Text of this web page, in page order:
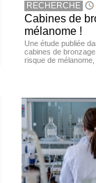
RECHERCHE
Cabines de
mélanome !
Une étude publiée
cabines de
risque de